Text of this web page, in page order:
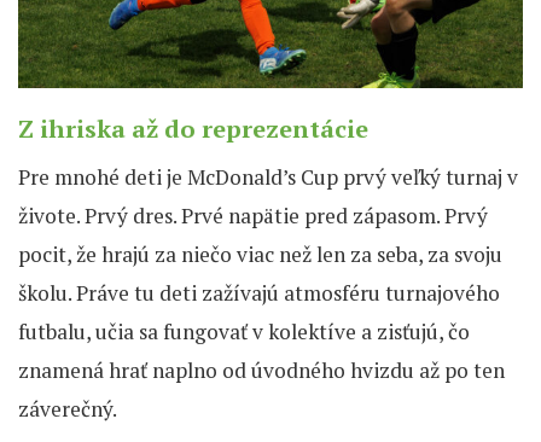
Z ihriska až do reprezentácie
Pre mnohé deti je McDonald’s Cup prvý veľký turnaj v
živote. Prvý dres. Prvé napätie pred zápasom. Prvý
pocit, že hrajú za niečo viac než len za seba, za svoju
školu. Práve tu deti zažívajú atmosféru turnajového
futbalu, učia sa fungovať v kolektíve a zisťujú, čo
znamená hrať naplno od úvodného hvizdu až po ten
záverečný.